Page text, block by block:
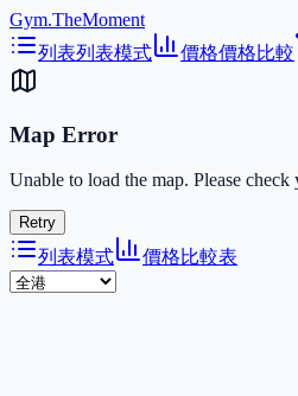
Gym.TheMoment
列表列表模式 價格價格比較
Map Error
Unable to load the map. Please
Retry
列表模式 價格比較表